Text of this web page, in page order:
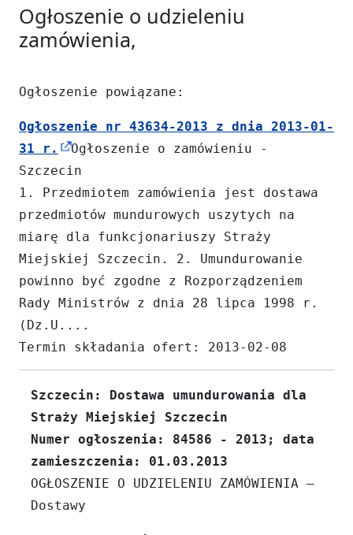
Ogłoszenie o udzieleniu
zamówienia,
Ogłoszenie powiązane:
Ogłoszenie nr 43634-2013 z dnia 2013-01-
31 r.
Ogłoszenie o zamówieniu -
Szczecin
1. Przedmiotem zamówienia jest dostawa
przedmiotów mundurowych uszytych na
miarę dla funkcjonariuszy Straży
Miejskiej Szczecin. 2. Umundurowanie
powinno być zgodne z Rozporządzeniem
Rady Ministrów z dnia 28 lipca 1998 r.
(Dz.U....
Termin składania ofert: 2013-02-08
Szczecin: Dostawa umundurowania dla
Straży Miejskiej Szczecin
Numer ogłoszenia: 84586 - 2013; data
zamieszczenia: 01.03.2013
OGŁOSZENIE O UDZIELENIU ZAMÓWIENIA –
Dostawy